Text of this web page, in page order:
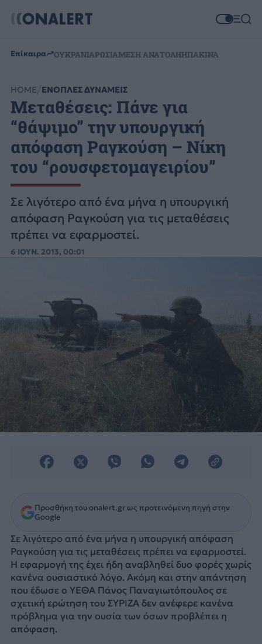
Επίκαιρα ΟΥΚΡΑΝΙΑΡΩΣΙΑΜΕΣΗ ΑΝΑΤΟΛΗΗΠΑΚΙΝΑ
HOME ΕΝΟΠΛΕΣ ΔΥΝΑΜΕΙΣ
Μεταθέσεις: Πάνε για
“θάψιμο” την υπουργική
απόφαση Ραγκούση – Νίκη
του “ρουσφετομαγειρίου”
Σε λιγότερο από ένα μήνα η υπουργική
απόφαση Ραγκούση για τις μεταθέσεις
πρέπει να εφαρμοστεί.
6 ΙΟΥΝ. 2013, 00:01
Προσθήκη του onalert.gr ως προτεινόμενη πηγή στην
Google
Σε λιγότερο από ένα μήνα η υπουργική απόφαση
Ραγκούση για τις μεταθέσεις πρέπει να εφαρμοστεί.
Η εφαρμογή της έχει ήδη αναβληθεί δυο φορές χωρίς
κανένα ουσιαστικό λόγο. Ακόμη και στην απάντηση
που έδωσε ο ΥΕΘΑ Πάνος Παναγιωτόπουλος σε
σχετική ερώτηση του ΣΥΡΙΖΑ δεν ανέφερε κανένα
πρόβλημα για την ουσία των όσων προβλέπει η
απόφαση.